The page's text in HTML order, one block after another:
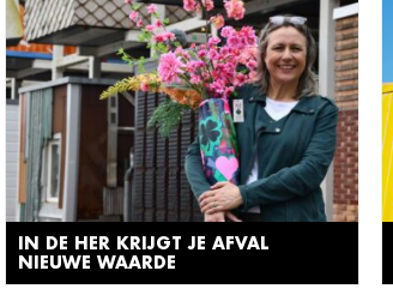
IN DE HER KRIJGT JE AFVAL
NIEUWE WAARDE